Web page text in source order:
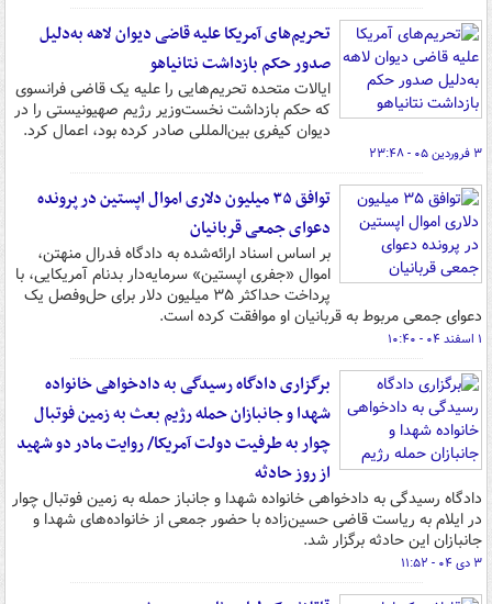
تحریم‌های آمریکا علیه قاضی دیوان لاهه به‌دلیل
صدور حکم بازداشت نتانیاهو
ایالات متحده تحریم‌هایی را علیه یک قاضی فرانسوی
که حکم بازداشت نخست‌وزیر رژیم صهیونیستی را در
دیوان کیفری بین‌المللی صادر کرده بود، اعمال کرد.
۳ فروردین ۰۵ - ۲۳:۴۸
توافق ۳۵ میلیون دلاری اموال اپستین در پرونده
دعوای جمعی قربانیان
بر اساس اسناد ارائه‌شده به دادگاه فدرال منهتن،
اموال «جفری اپستین» سرمایه‌دار بدنام آمریکایی، با
پرداخت حداکثر ۳۵ میلیون دلار برای حل‌وفصل یک
دعوای جمعی مربوط به قربانیان او موافقت کرده است.
۱ اسفند ۰۴ - ۱۰:۴۰
برگزاری دادگاه رسیدگی به دادخواهی خانواده
شهدا و جانبازان حمله رژیم بعث به زمین فوتبال
چوار به طرفیت دولت آمریکا/ روایت مادر دو شهید
از روز حادثه
دادگاه رسیدگی به دادخواهی خانواده شهدا و جانباز حمله به زمین فوتبال چوار
در ایلام به ریاست قاضی حسین‌زاده با حضور جمعی از خانواده‌های شهدا و
جانبازان این حادثه برگزار شد.
۳ دی ۰۴ - ۱۱:۵۲